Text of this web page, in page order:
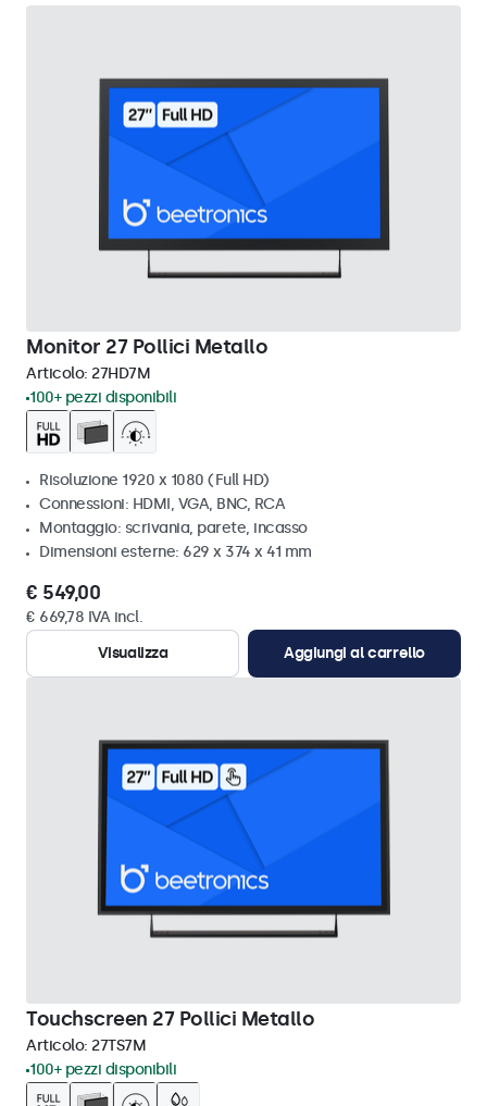
Monitor 27 Pollici Metallo
Articolo: 27HD7M
100+ pezzi disponibili
Risoluzione 1920 x 1080 (Full HD)
Connessioni: HDMI, VGA, BNC, RCA
Montaggio: scrivania, parete, incasso
Dimensioni esterne: 629 x 374 x 41 mm
€ 549,00
€ 669,78 IVA incl.
Visualizza
Aggiungi al carrello
Touchscreen 27 Pollici Metallo
Articolo: 27TS7M
100+ pezzi disponibili